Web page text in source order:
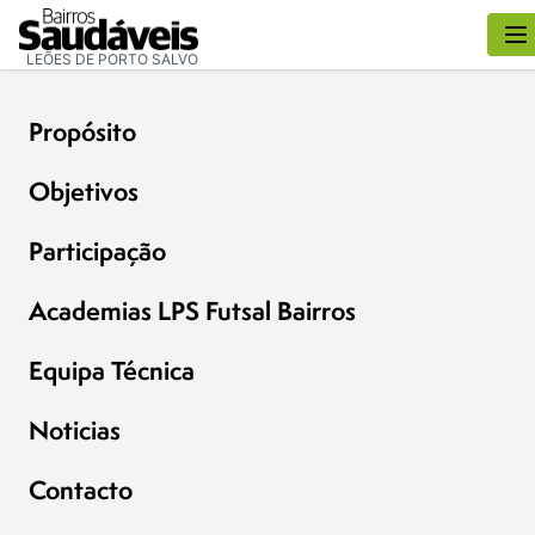
LEÕES DE PORTO SALVO
Propósito
Objetivos
Participação
Academias LPS Futsal Bairros
Equipa Técnica
Noticias
Contacto